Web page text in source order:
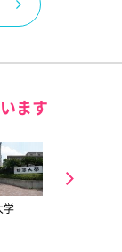
ます
学